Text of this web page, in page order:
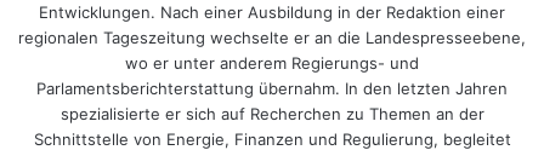
Entwicklungen. Nach einer Ausbildung in der Redaktion einer
regionalen Tageszeitung wechselte er an die Landespresseebene,
wo er unter anderem Regierungs- und
Parlamentsberichterstattung übernahm. In den letzten Jahren
spezialisierte er sich auf Recherchen zu Themen an der
Schnittstelle von Energie, Finanzen und Regulierung, begleitet